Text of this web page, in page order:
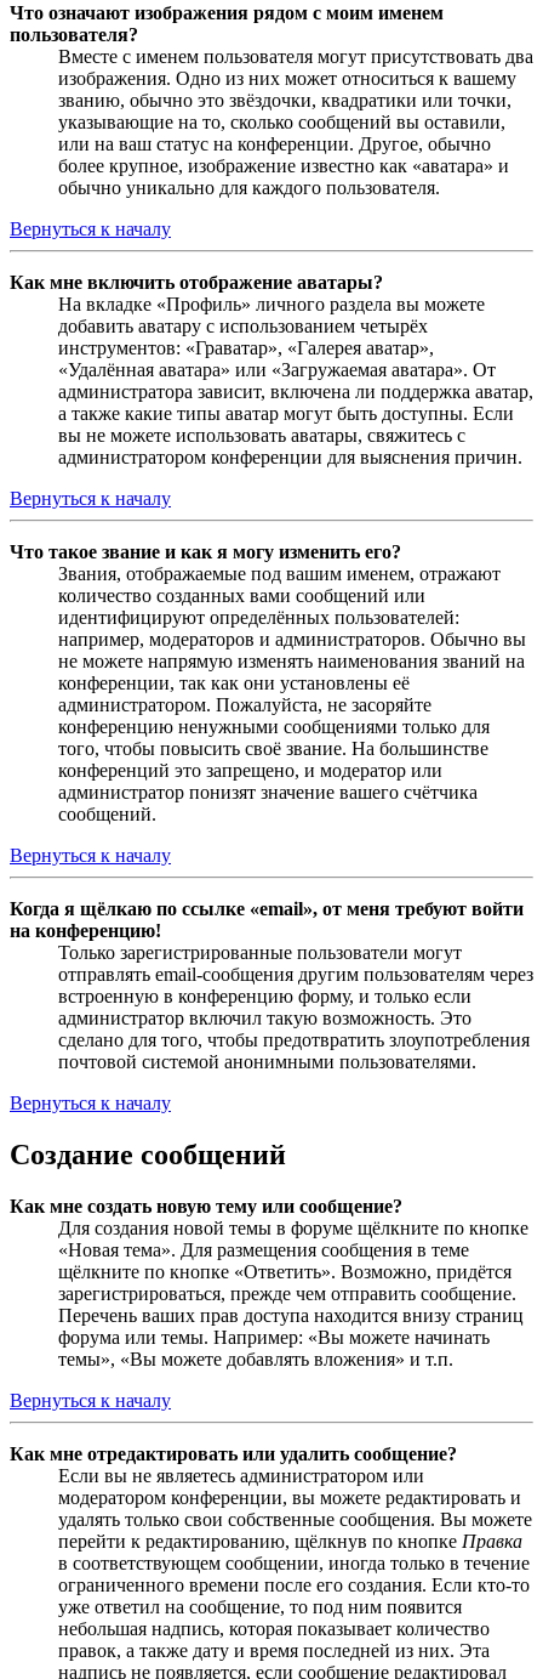
Что означают изображения рядом с моим именем
пользователя?
Вместе с именем пользователя могут присутствовать два
изображения. Одно из них может относиться к вашему
званию, обычно это звёздочки, квадратики или точки,
указывающие на то, сколько сообщений вы оставили,
или на ваш статус на конференции. Другое, обычно
более крупное, изображение известно как «аватара» и
обычно уникально для каждого пользователя.
Вернуться к началу
Как мне включить отображение аватары?
На вкладке «Профиль» личного раздела вы можете
добавить аватару с использованием четырёх
инструментов: «Граватар», «Галерея аватар»,
«Удалённая аватара» или «Загружаемая аватара». От
администратора зависит, включена ли поддержка аватар,
а также какие типы аватар могут быть доступны. Если
вы не можете использовать аватары, свяжитесь с
администратором конференции для выяснения причин.
Вернуться к началу
Что такое звание и как я могу изменить его?
Звания, отображаемые под вашим именем, отражают
количество созданных вами сообщений или
идентифицируют определённых пользователей:
например, модераторов и администраторов. Обычно вы
не можете напрямую изменять наименования званий на
конференции, так как они установлены её
администратором. Пожалуйста, не засоряйте
конференцию ненужными сообщениями только для
того, чтобы повысить своё звание. На большинстве
конференций это запрещено, и модератор или
администратор понизят значение вашего счётчика
сообщений.
Вернуться к началу
Когда я щёлкаю по ссылке «email», от меня требуют войти
на конференцию!
Только зарегистрированные пользователи могут
отправлять email-сообщения другим пользователям через
встроенную в конференцию форму, и только если
администратор включил такую возможность. Это
сделано для того, чтобы предотвратить злоупотребления
почтовой системой анонимными пользователями.
Вернуться к началу
Создание сообщений
Как мне создать новую тему или сообщение?
Для создания новой темы в форуме щёлкните по кнопке
«Новая тема». Для размещения сообщения в теме
щёлкните по кнопке «Ответить». Возможно, придётся
зарегистрироваться, прежде чем отправить сообщение.
Перечень ваших прав доступа находится внизу страниц
форума или темы. Например: «Вы можете начинать
темы», «Вы можете добавлять вложения» и т.п.
Вернуться к началу
Как мне отредактировать или удалить сообщение?
Если вы не являетесь администратором или
модератором конференции, вы можете редактировать и
удалять только свои собственные сообщения. Вы можете
перейти к редактированию, щёлкнув по кнопке Правка
в соответствующем сообщении, иногда только в течение
ограниченного времени после его создания. Если кто-то
уже ответил на сообщение, то под ним появится
небольшая надпись, которая показывает количество
правок, а также дату и время последней из них. Эта
надпись не появляется, если сообщение редактировал